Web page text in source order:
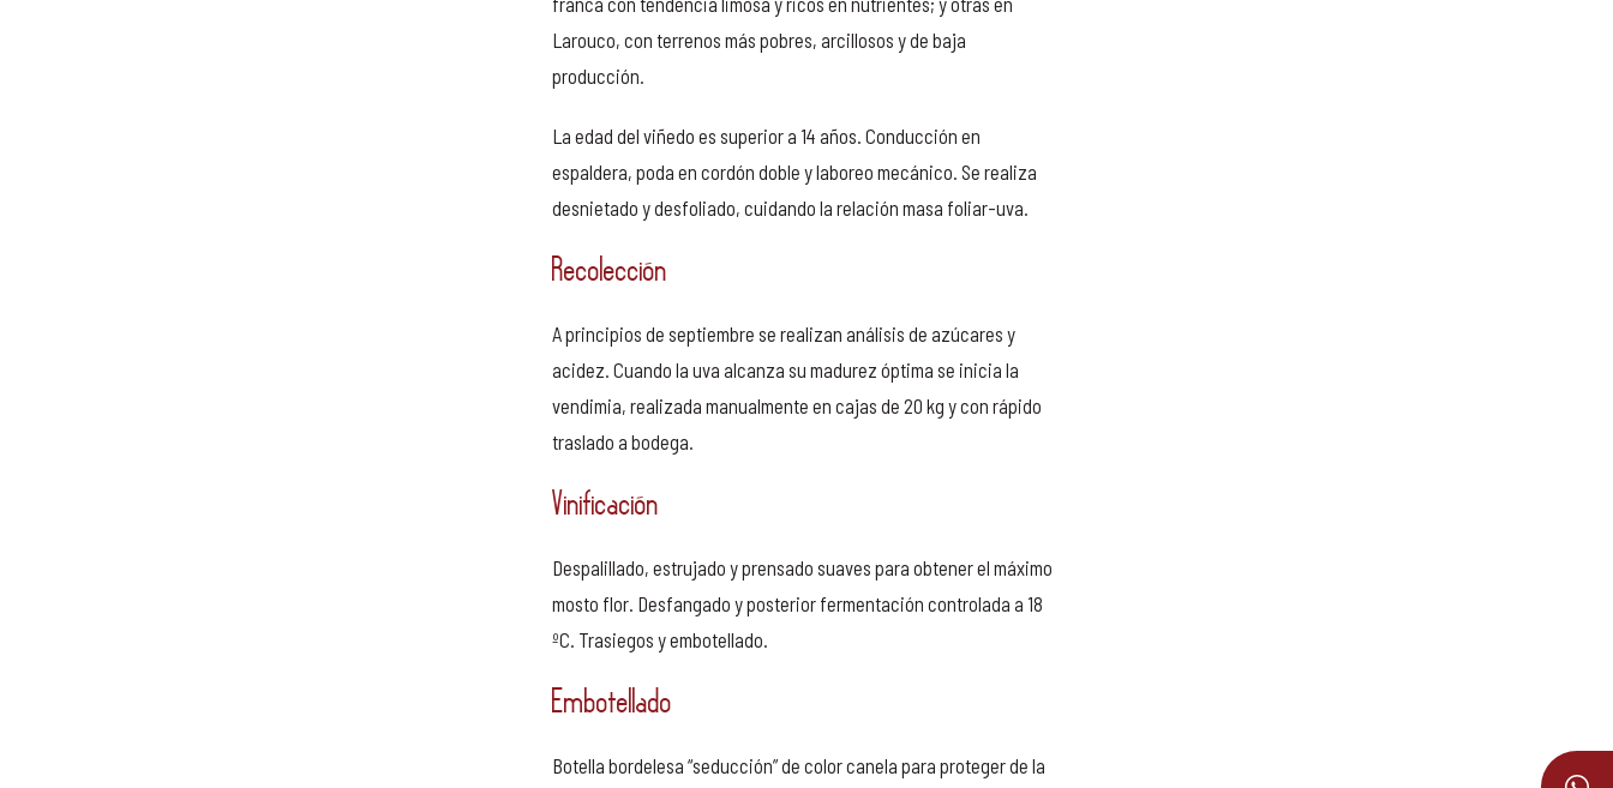
Larouco, con terrenos más pobres, arcillosos y de baja
producción.
La edad del viñedo es superior a 14 años. Conducción en
espaldera, poda en cordón doble y laboreo mecánico. Se realiza
desnietado y desfoliado, cuidando la relación masa foliar-uva.
Recolección
A principios de septiembre se realizan análisis de azúcares y
acidez. Cuando la uva alcanza su madurez óptima se inicia la
vendimia, realizada manualmente en cajas de 20 kg y con rápido
traslado a bodega.
Vinificación
Despalillado, estrujado y prensado suaves para obtener el máximo
mosto flor. Desfangado y posterior fermentación controlada a 18
ºC. Trasiegos y embotellado.
Embotellado
Botella bordelesa “seducción” de color canela para proteger de la